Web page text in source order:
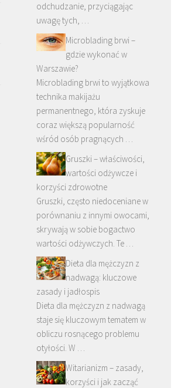
odchudzanie, przyciągając
uwagę tych, …
Microblading brwi –
gdzie wykonać w
Warszawie?
Microblading brwi to wyjątkowa
technika makijażu
permanentnego, która zyskuje
coraz większą popularność
wśród osób pragnących …
Gruszki – właściwości,
wartości odżywcze i
korzyści zdrowotne
Gruszki, często niedoceniane w
porównaniu z innymi owocami,
skrywają w sobie bogactwo
wartości odżywczych. Te …
Dieta dla mężczyzn z
nadwagą: kluczowe
zasady i jadłospis
Dieta dla mężczyzn z nadwagą
staje się kluczowym tematem w
obliczu rosnącego problemu
otyłości. W …
Witarianizm – zasady,
korzyści i jak zacząć